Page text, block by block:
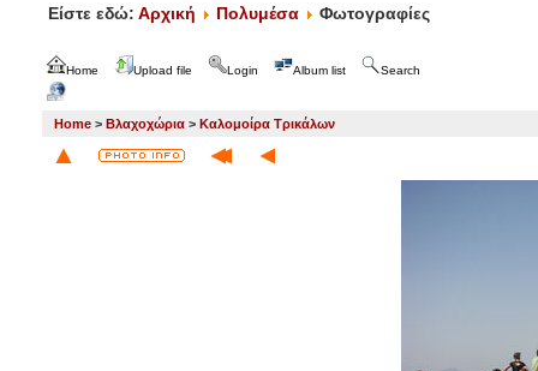
Είστε εδώ: Αρχική Πολυμέσα Φωτογραφίες
Home Upload file Login Album list Search
Home > Βλαχοχώρια > Καλομοίρα Τρικάλων